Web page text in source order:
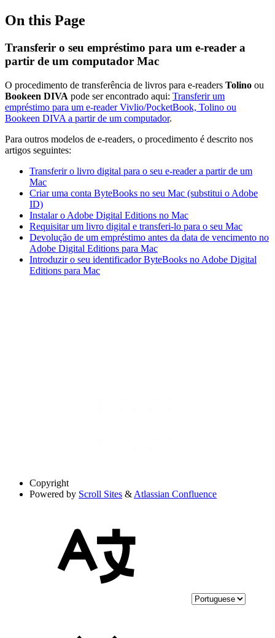
On this Page
Transferir o seu empréstimo para um e-reader a
partir de um computador Mac
O procedimento de transferência de livros para e-readers Tolino ou
Bookeen DIVA pode ser encontrado aqui: Transferir um
empréstimo para um e-reader Vivlio/PocketBook, Tolino ou
Bookeen DIVA a partir de um computador.
Para outros modelos de e-readers, o procedimento é descrito nos
artigos seguintes:
Transferir o livro digital para o seu e-reader a partir de um
Mac
Criar uma conta ByteBooks no seu Mac (substitui o Adobe
ID)
Instalar o Adobe Digital Editions no Mac
Requisitar um livro digital e transferi-lo para o seu Mac
Devolução de um empréstimo antes da data de vencimento no
Adobe Digital Editions para Mac
Introduzir o seu identificador ByteBooks no Adobe Digital
Editions para Mac
Copyright
Powered by Scroll Sites & Atlassian Confluence